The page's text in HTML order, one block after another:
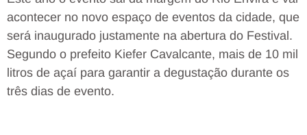
acontecer no novo espaço de eventos da cidade, que
será inaugurado justamente na abertura do Festival.
Segundo o prefeito Kiefer Cavalcante, mais de 10 mil
litros de açaí para garantir a degustação durante os
três dias de evento.